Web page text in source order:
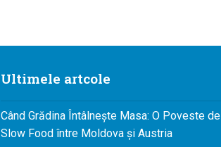
Ultimele artcole
Când Grădina Întâlnește Masa: O Poveste de
Slow Food între Moldova și Austria